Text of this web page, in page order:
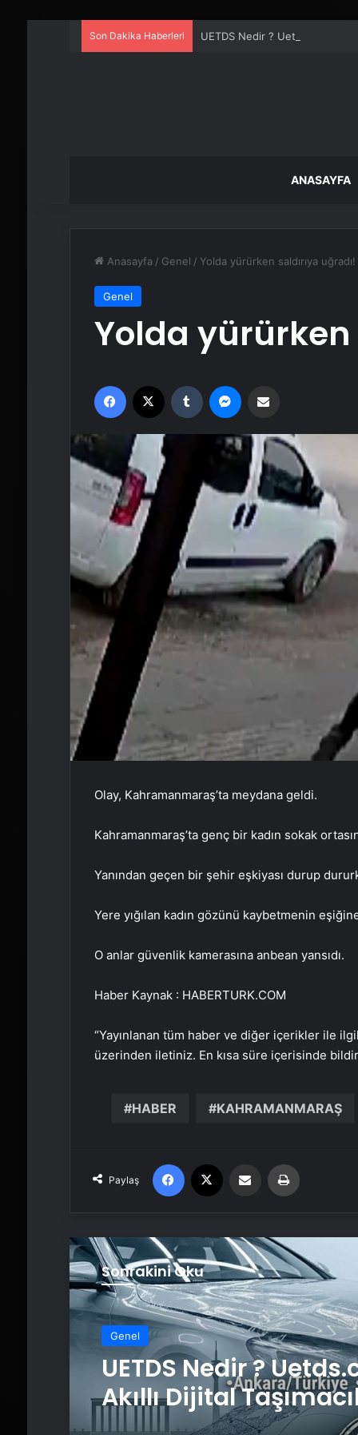
Son Dakika Haberleri UETDS Nedir ? Uetds.com İle
ANASAYFA
Anasayfa / Genel / Yolda yürürken saldırıya uğradı!
Genel
Yolda yürürken
Facebook Tumblr
Olay, Kahramanmaraş’ta meydana geldi.
Kahramanmaraş’ta genç bir kadın sokak
Yanından geçen bir şehir eşkiyası durup
Yere yığılan kadın gözünü kaybetmenin
O anlar güvenlik kamerasına anbean yansıdı.
Haber Kaynak : HABERTURK.COM
“Yayınlanan tüm haber ve diğer içerikler ile
üzerinden iletiniz. En kısa süre içerisinde
HABER KAHRAMANMARAŞ
Paylaş
Facebook Email'den paylaş
Sonrakini Oku
Genel
Genel
Datahost İle
Sunucu Hizmetleri